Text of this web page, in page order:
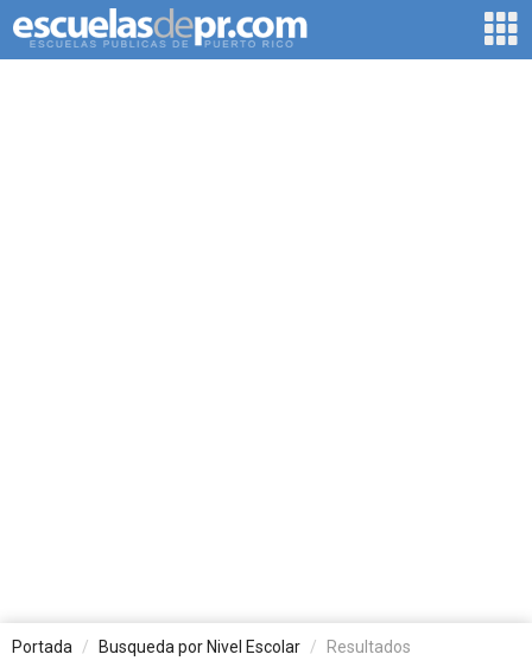
Portada Busqueda por Nivel Escolar Resultados